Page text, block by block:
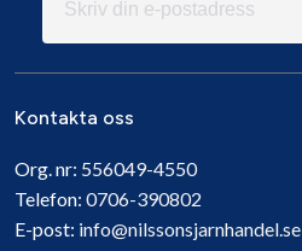
Kontakta oss
Org. nr: 556049-4550
Telefon: 0706-390802
E-post: info@nilssonsjarnhandel.se